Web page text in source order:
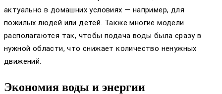
актуально в домашних условиях — например, для
пожилых людей или детей. Также многие модели
располагаются так, чтобы подача воды была сразу в
нужной области, что снижает количество ненужных
движений.
Экономия воды и энергии